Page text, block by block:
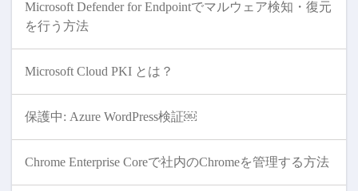
Microsoft Defender for Endpointでマルウェア検知・復元
を行う方法
Microsoft Cloud PKI とは？
保護中: Azure WordPress検証￼
Chrome Enterprise Coreで社内のChromeを管理する方法